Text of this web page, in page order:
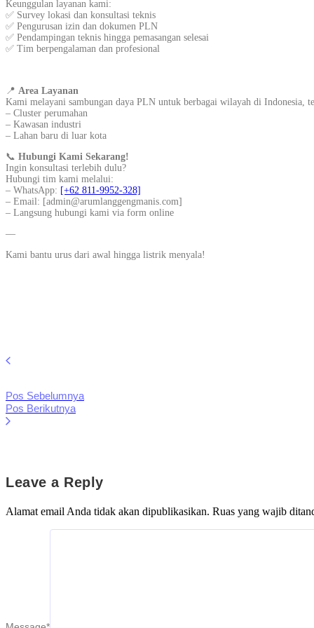
Keunggulan layanan kami:
✅ Survey lokasi dan konsultasi teknis
✅ Pengurusan izin dan dokumen PLN
✅ Pendampingan teknis hingga pemasangan selesai
✅ Tim berpengalaman dan profesional
📍 Area Layanan
Kami melayani sambungan daya PLN untuk berbagai wilayah di Indonesia,
– Cluster perumahan
– Kawasan industri
– Lahan baru di luar kota
📞 Hubungi Kami Sekarang!
Ingin konsultasi terlebih dulu?
Hubungi tim kami melalui:
– WhatsApp: [+62 811-9952-328]
– Email: [admin@arumlanggengmanis.com]
– Langsung hubungi kami via form online
—
Kami bantu urus dari awal hingga listrik menyala!
Pos Sebelumnya
Pos Berikutnya
Leave a Reply
Alamat email Anda tidak akan dipublikasikan. Ruas yang wajib